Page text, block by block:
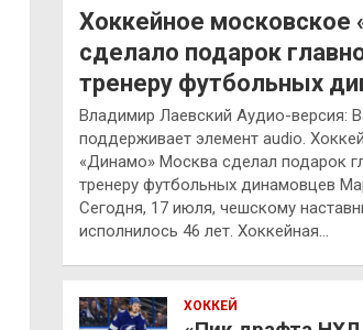
Хоккейное московское
сделало подарок
тренеру футбольных
Владимир Лаевский Аудио-версия:
поддерживает элемент audio.
«Динамо» Москва сделал подарок
тренеру футбольных динамовцев
Сегодня, 17 июля, чешскому
исполнилось 46 лет. Хоккейная…
ХОККЕЙ